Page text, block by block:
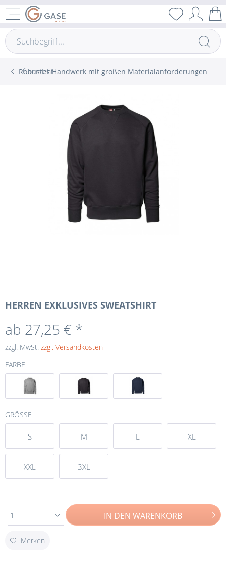
Übersicht
Robustes Handwerk mit großen Materialanforderungen
HERREN EXKLUSIVES SWEATSHIRT
ab 27,25 € *
zzgl. MwSt. zzgl. Versandkosten
FARBE
GRÖSSE
S M L XL
XXL 3XL
1 IN DEN WARENKORB
Merken